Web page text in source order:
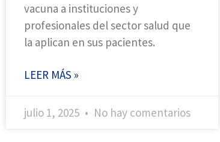
vacuna a instituciones y
profesionales del sector salud que
la aplican en sus pacientes.
LEER MÁS »
julio 1, 2025 No hay comentarios